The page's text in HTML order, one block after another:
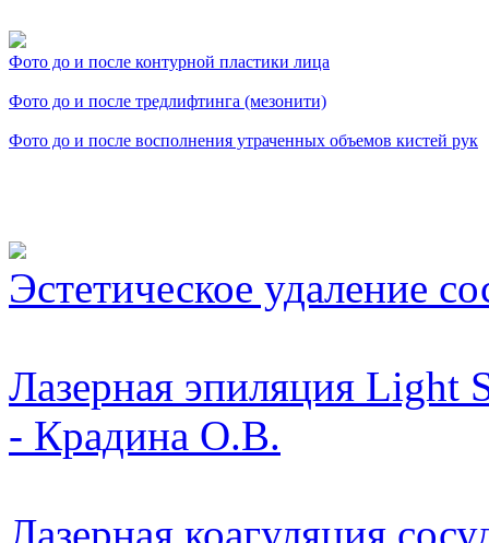
Фото до и после контурной пластики лица
Фото до и после тредлифтинга (мезонити)
Фото до и после восполнения утраченных объемов кистей рук
Эстетическое удаление
Лазерная эпиляция Light
- Крадина О.В.
Лазерная коагуляция